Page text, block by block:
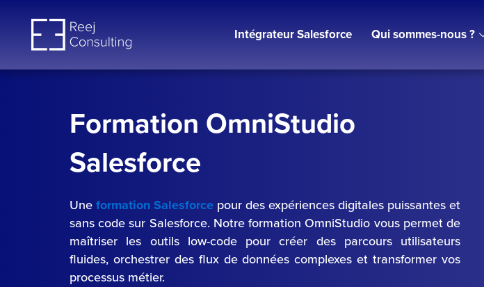
contenu
Intégrateur Salesforce Qui sommes-nous ?
Formation OmniStudio
Salesforce
Uneformation Salesforce pourdes expériences digitales puissantes et
sans code sur Salesforce. Notre formation OmniStudio vous permet de
maîtriser les outils low-code pour créer des parcours utilisateurs
fluides, orchestrer des flux de données complexes et transformer vos
processus métier.